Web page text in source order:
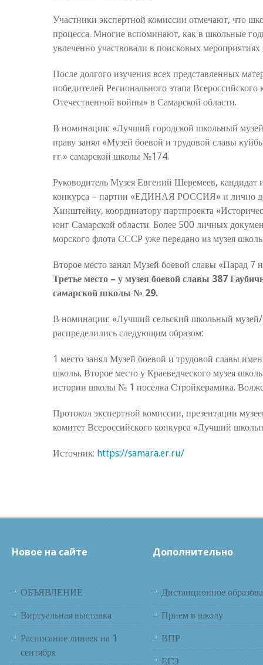
Участники экспертной комиссии отмечают, что
процесса. Многие вспоминают, как в школьные
увлеченно участвовали в поисковых
После долгого изучения всех представленных
победителей Регионального этапа
Отечественной войны» в Самарской области.
В номинации: «Лучший городской школьный
праву занял «Музей боевой и трудовой славы
гг.» самарской школы №174.
Руководитель Музея Евгений Шеремеев, кандидат
конкурса – партии «ЕДИНАЯ РОССИЯ» и лично
Хинштейну, координатору партпроекта
юнг Самарской области. Более 500 личных
морского флота СССР уже передано из музея
Второе место занял Музей боевой славы «Парад 7
Третье место – у музея боевой славы 387
самарской школы № 29.
В номинации: «Лучший сельский школьный музей/
распределились следующим образом:
1 место занял Музей боевой и трудовой славы
школы. Второе место у Краеведческого музея
истории школы № 1 поселка Стройкерамика.
Протокол экспертной комиссии, презентации
комитет Всероссийского конкурса «Лучший
Источник: https://samara.er.ru/
Новое на сайте
ОБЪЯВЛЕНИЕ
Виртуальная выставка
Расписание линеек на 1
сентября
Дополнительно
Дистанционное
Прием в школу
ВПР
ЕГЭ